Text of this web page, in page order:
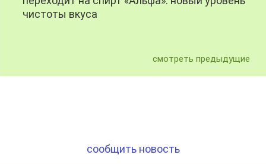
чистоты вкуса
смотреть предыдущие
сообщить новость